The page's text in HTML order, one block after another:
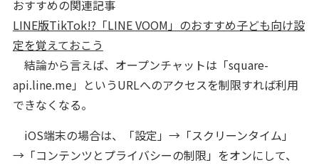
おすすめの関連記事
LINE版TikTok!?「LINE VOOM」のおすすめ子ども向け設
定を覚えておこう
結論から言えば、オープンチャットは「square-
api.line.me」というURLへのアクセスを制限すれば利用
できなくなる。
iOS端末の場合は、「設定」→「スクリーンタイム」
→「コンテンツとプライバシーの制限」をオンにして、